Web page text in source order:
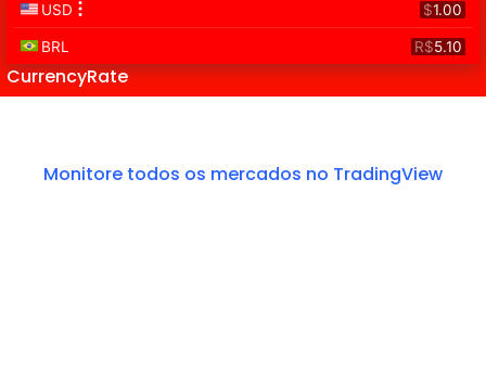
CurrencyRate
Monitore todos os mercados no TradingView